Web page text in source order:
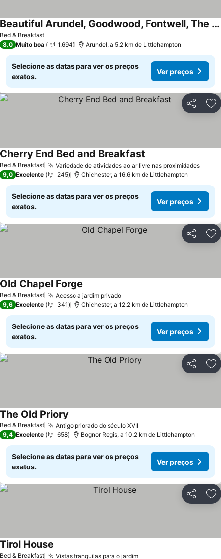
Bed & Breakfast
Beautiful Arundel, Goodwood, Fontwell, The South Downs And Seaside, All Nearby
Ver preços
8,0 Muito boa 1.694 Arundel, a 5.2 km de Littlehampton
Selecione as datas para ver os preços
exatos.
Ver preços
Partilhar
Bed & Breakfast Variedade de atividades ao ar livre nas proximidadesVer
Cherry End Bed and Breakfast
9,0 Excelente 245 Chichester, a 16.6 km de Littlehampton
Selecione as datas para ver os preços
exatos.
Ver preços
Partilhar
Bed & Breakfast Acesso a jardim privadoVer preços
Old Chapel Forge
9,6 Excelente 341 Chichester, a 12.2 km de Littlehampton
Selecione as datas para ver os preços
exatos.
Ver preços
Partilhar
Bed & Breakfast Antigo priorado do século XVIIVer preços
The Old Priory
9,4 Excelente 658 Bognor Regis, a 10.2 km de Littlehampton
Selecione as datas para ver os preços
exatos.
Ver preços
Partilhar
Bed & Breakfast Vistas tranquilas para o jardimVer preços
Tirol House